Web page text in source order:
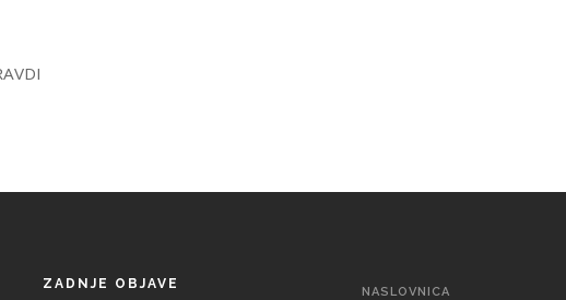
ZADNJE OBJAVE MAIN
NASLOVNICA